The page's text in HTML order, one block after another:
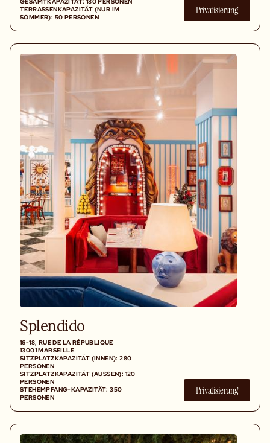
TERRASSENKAPAZITÄT (NUR IM
SOMMER): 50 PERSONEN
Privatisierung
Splendido
16-18, RUE DE LA RÉPUBLIQUE
13001 MARSEILLE
SITZPLATZKAPAZITÄT (INNEN): 280
PERSONEN
SITZPLATZKAPAZITÄT (AUSSEN): 120 P
ERSONEN S
TEHEMPFANG-KAPAZITÄT: 350 P
ERSONEN
Privatisierung